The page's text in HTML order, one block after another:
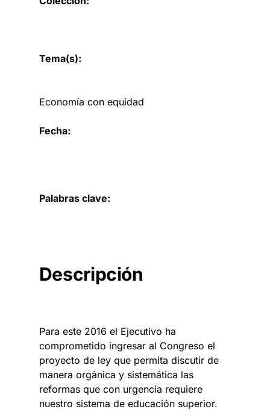
Tema(s):
Economía con equidad
Fecha:
Palabras clave:
Descripción
Para este 2016 el Ejecutivo ha
comprometido ingresar al Congreso el
proyecto de ley que permita discutir de
manera orgánica y sistemática las
reformas que con urgencia requiere
nuestro sistema de educación superior.